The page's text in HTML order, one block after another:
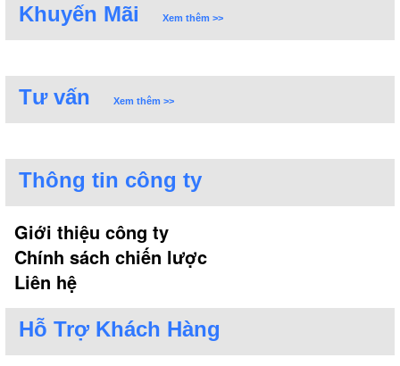
Khuyến Mãi Xem thêm >>
Tư vấn Xem thêm >>
Thông tin công ty
Giới thiệu công ty
Chính sách chiến lược
Liên hệ
Hỗ Trợ Khách Hàng